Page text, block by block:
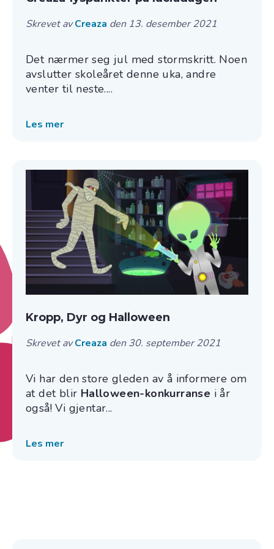
Skrevet avCreaza den 13. desember 2021
Det nærmer seg jul med stormskritt. Noen
avslutter skoleåret denne uka, andre
venter til neste....
Les mer
Kropp, Dyr og Halloween
Skrevet avCreaza den 30. september 2021
Vi har den store gleden av å informere om
at det blir Halloween-konkurranse i år
også! Vi gjentar...
Les mer